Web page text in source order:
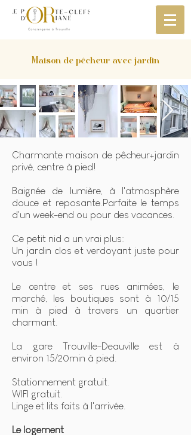
Maison de pêcheur avec jardin
Charmante maison de pêcheur+jardin
privé, centre à pied!
Baignée de lumière, à l'atmosphère
douce et reposante.Parfaite le temps
d'un week-end ou pour des vacances.
Ce petit nid a un vrai plus:
Un jardin clos et verdoyant juste pour
vous !
Le centre et ses rues animées, le
marché, les boutiques sont à 10/15
min à pied à travers un quartier
charmant.
La gare Trouville-Deauville est à
environ 15/20min à pied.
Stationnement gratuit.
WIFI gratuit.
Linge et lits faits à l'arrivée.
Le logement